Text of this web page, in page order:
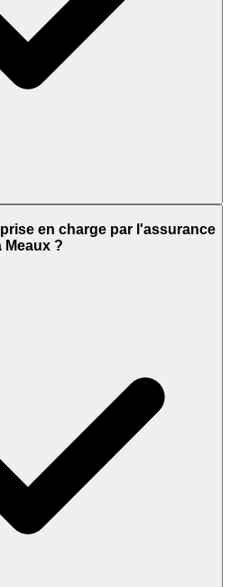
en charge par l'assurance
Meaux ?